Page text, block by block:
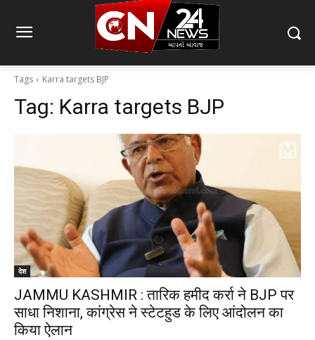
Tags Karra targets BJP
Tag: Karra targets BJP
देश
JAMMU KASHMIR : तारिक हमीद कर्रा ने BJP पर
साधा निशाना, कांग्रेस ने स्टेटहुड के लिए आंदोलन का
किया ऐलान